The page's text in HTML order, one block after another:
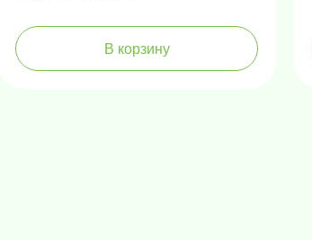
В корзину